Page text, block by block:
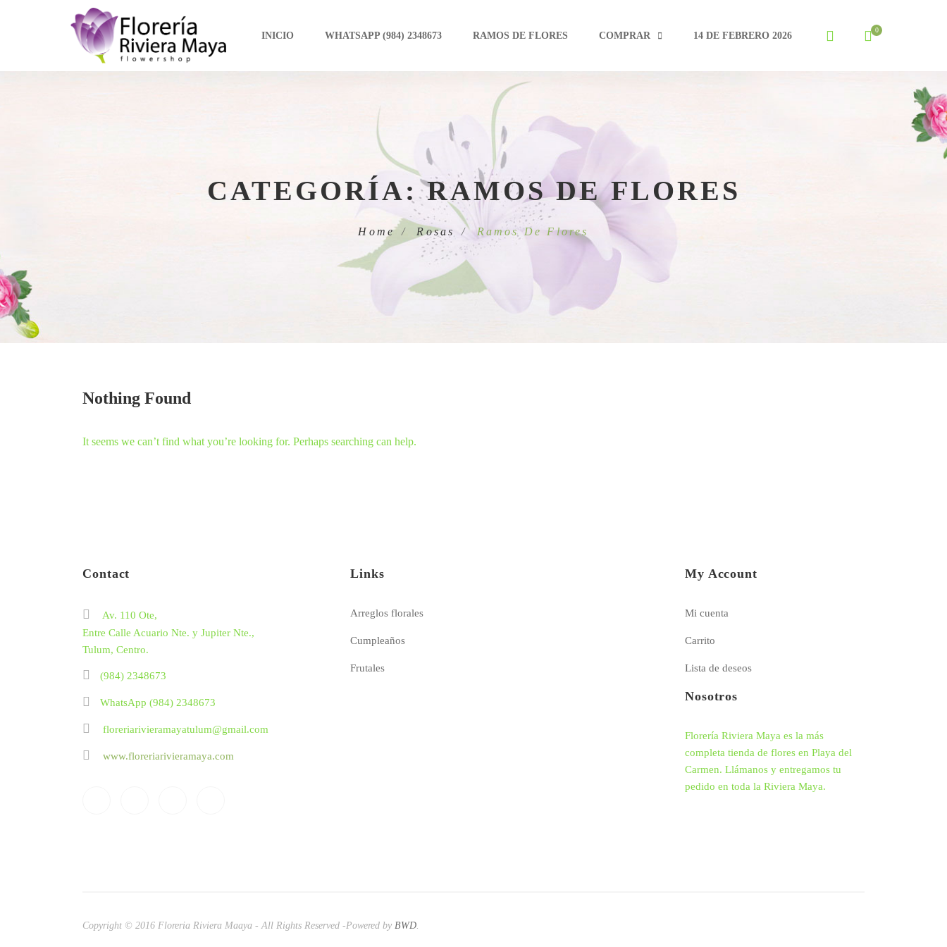
INICIO WHATSAPP (984) 2348673 RAMOS DE FLORES COMPRAR 14 DE FEBRERO 2026
CATEGORÍA:RAMOS DE FLORES
Home Rosas Ramos De Flores
Nothing Found
It seems we can’t find what you’re looking for. Perhaps searching can help.
Contact
Av. 110 Ote,
Entre Calle Acuario Nte. y Jupiter Nte.,
Tulum, Centro.
(984) 2348673
WhatsApp (984) 2348673
floreriarivieramayatulum@gmail.com
www.floreriarivieramaya.com
Links
Arreglos florales
Cumpleaños
Frutales
My Account
Mi cuenta
Carrito
Lista de deseos
Nosotros
Florería Riviera Maya es la más
completa tienda de flores en Playa del
Carmen. Llámanos y entregamos tu
pedido en toda la Riviera Maya.
Copyright © 2016 Floreria Riviera Maaya - All Rights Reserved -Powered by BWD.